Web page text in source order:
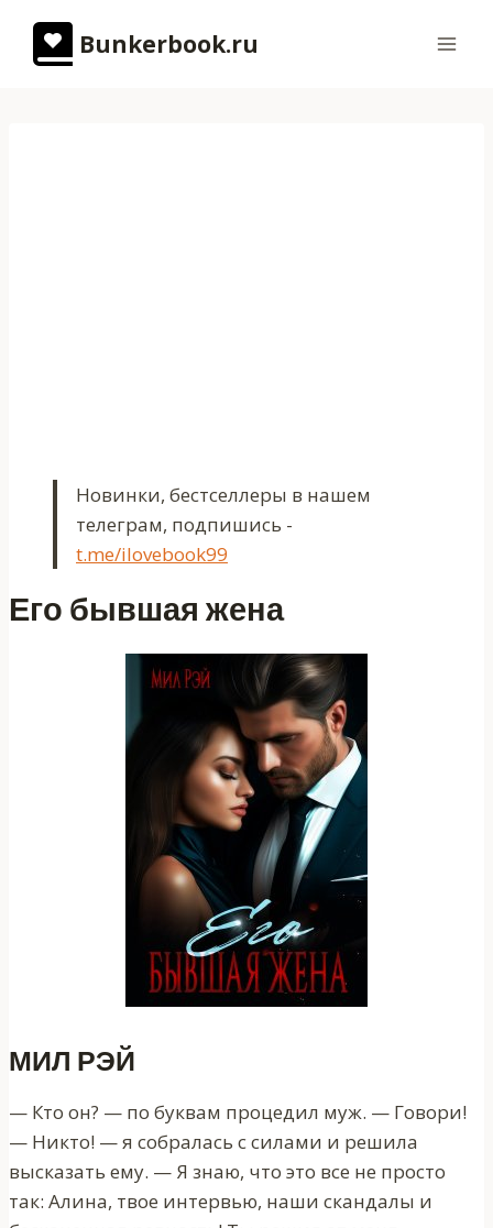
содержимому
Bunkerbook.ru
Новинки, бестселлеры в нашем
телеграм, подпишись -
t.me/ilovebook99
Его бывшая жена
МИЛ РЭЙ
— Кто он? — по буквам процедил муж. — Говори!
— Никто! — я собралась с силами и решила
высказать ему. — Я знаю, что это все не просто
так: Алина, твое интервью, наши скандалы и